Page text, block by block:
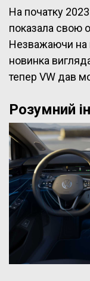
На початку
показала свою
Незважаючи на
новинка
тепер VW дав
Розумний